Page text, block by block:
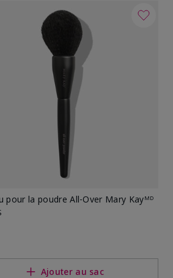
pour la poudre All-Over Mary Kayᴹᴰ
Ajouter au sac